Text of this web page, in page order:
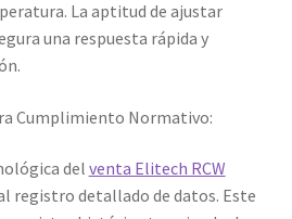
La aptitud de ajustar
una respuesta rápida y
Cumplimiento Normativo:
del venta Elitech RCW
registro detallado de datos. Este